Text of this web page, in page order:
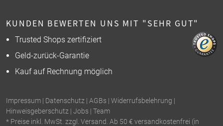
KUNDEN BEWERTEN UNS MIT "SEHR GUT"
Trusted Shops zertifiziert
Geld-zurück-Garantie
Kauf auf Rechnung möglich
Impressum Datenschutz AGBs Widerrufsbelehrung
Hinweisgeberschutz Jobs Team
* Preise inkl. MwSt. zzgl. Versand. Ab 50 € versandkostenfrei (in